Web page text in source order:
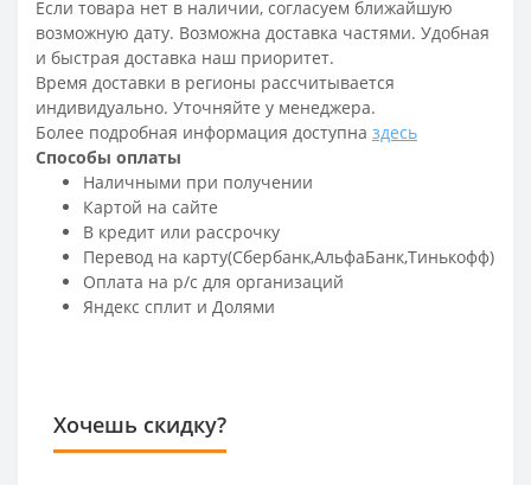
Если товара нет в наличии, согласуем ближайшую
возможную дату. Возможна доставка частями. Удобная
и быстрая доставка наш приоритет.
Время доставки в регионы рассчитывается
индивидуально. Уточняйте у менеджера.
Более подробная информация доступна здесь
Способы оплаты
Наличными при получении
Картой на сайте
В кредит или рассрочку
Перевод на карту(Сбербанк,АльфаБанк,Тинькофф)
Оплата на р/c для организаций
Яндекс сплит и Долями
Хочешь скидку?